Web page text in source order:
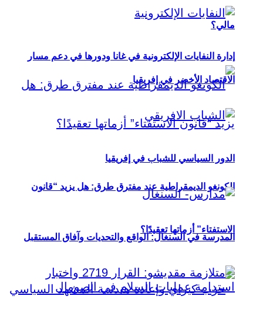
مالي؟
الكونغو الديمقراطية عند مفترق طرق: هل يزيد “قانون
الاستفتاء” أزماتها تعقيدًا؟
إدارة النفايات الإلكترونية في غانا ودورها في دعم مسار
الاقتصاد الأخضر في إفريقيا
الدور السياسي للشباب في إفريقيا
المدرسة في السنغال: الواقع والتحديات وآفاق المستقبل